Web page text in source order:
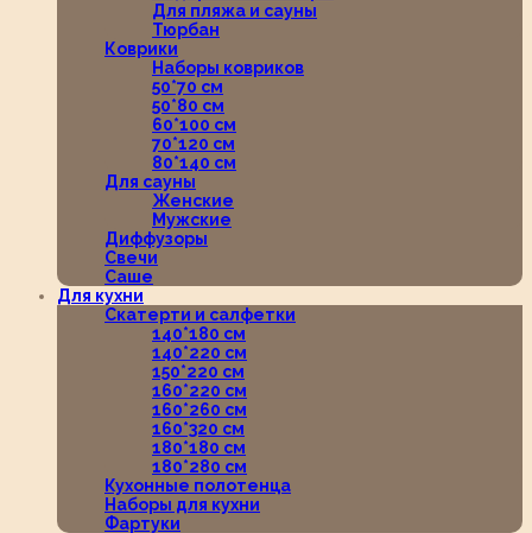
Для пляжа и сауны
Тюрбан
Коврики
Наборы ковриков
50*70 см
50*80 см
60*100 см
70*120 см
80*140 см
Для сауны
Женские
Мужские
Диффузоры
Свечи
Саше
Для кухни
Скатерти и салфетки
140*180 см
140*220 см
150*220 см
160*220 см
160*260 см
160*320 см
180*180 см
180*280 см
Кухонные полотенца
Наборы для кухни
Фартуки